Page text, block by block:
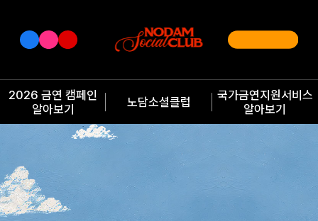
2026 금연 캠페인
알아보기
노담소셜클럽
국가금연지원서비스
알아보기